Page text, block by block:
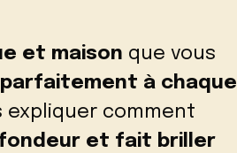
et maison que vous
parfaitement à chaque
expliquer comment
et fait briller